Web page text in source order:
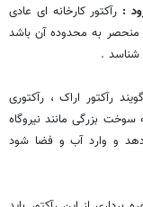
: رآکتور کارخانه ای عادی
منحصر به محدوده آن باشد
شناسد .
رآکتور اراک ، رآکتوری
25 مگاواتی است که سوخت بزرگی مانند نیروگاه
و وارد آب و فضا شود